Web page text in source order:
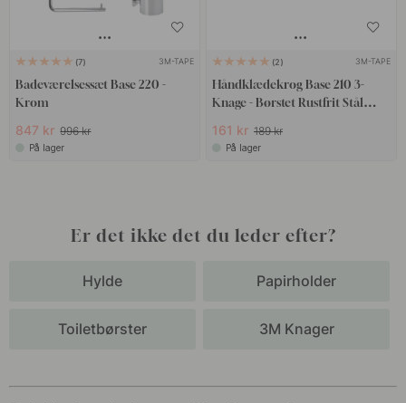
7 3M-TAPE
Badeværelsessæt Base 220 -
Krom
847 kr 996 kr
På lager
2 3M-TAPE
Håndklædekrog Base 210 3-
Knage - Børstet Rustfrit Stål
161 kr 189 kr
På lager
Er det ikke det du leder efter?
Hylde Papirholder
Toiletbørster 3M Knager